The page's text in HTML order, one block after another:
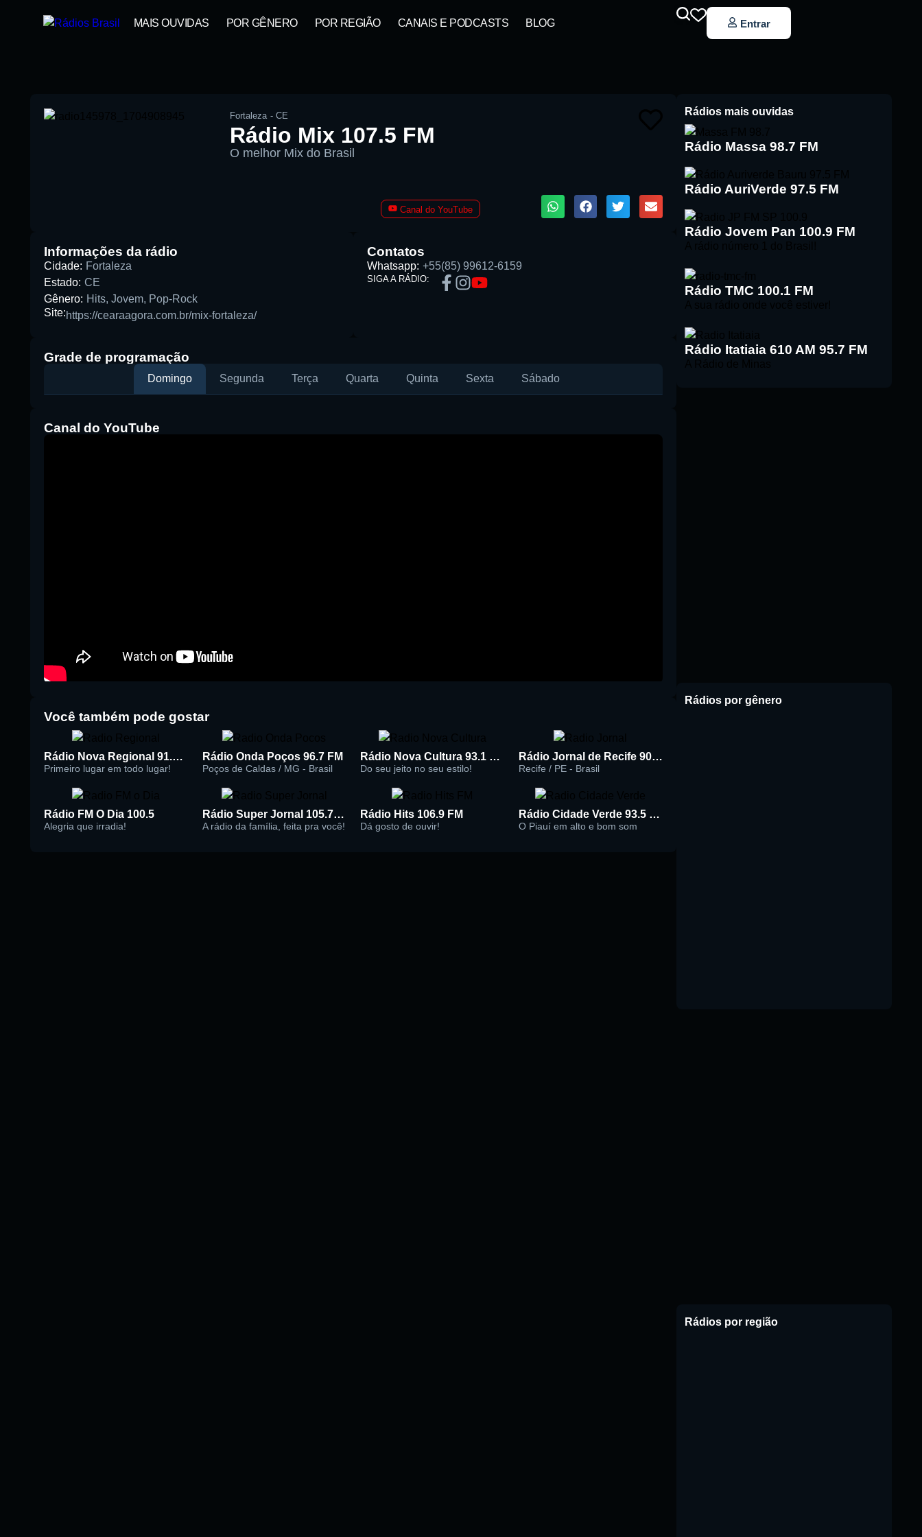
MAIS OUVIDAS POR GÊNERO POR REGIÃO CANAIS E PODCASTS BLOG
Buscar rádio
Entrar
Fortaleza - CE
Rádio Mix 107.5 FM
O melhor Mix do Brasil
Canal do YouTube
Informações da rádio
Cidade: Fortaleza
Estado: CE
Gênero: Hits, Jovem, Pop-Rock
Site:https://cearaagora.com.br/mix-fortaleza/
Contatos
Whatsapp: +55(85) 99612-6159
SIGA A RÁDIO:
Grade de programação
Domingo Segunda Terça Quarta Quinta Sexta Sábado
Canal do YouTube
Você também pode gostar
Rádio Nova Regional 91.5 FM
Primeiro lugar em todo lugar!
Rádio Onda Poços 96.7 FM
Poços de Caldas / MG - Brasil
Rádio Nova Cultura 93.1 FM
Do seu jeito no seu estilo!
Rádio Jornal de Recife 90.3 FM
Recife / PE - Brasil
Rádio FM O Dia 100.5
Alegria que irradia!
Rádio Super Jornal 105.7 FM
A rádio da família, feita pra você!
Rádio Hits 106.9 FM
Dá gosto de ouvir!
Rádio Cidade Verde 93.5 FM
O Piauí em alto e bom som
Rádios mais ouvidas
Rádio Massa 98.7 FM
Rádio AuriVerde 97.5 FM
Rádio Jovem Pan 100.9 FM
Rádio TMC 100.1 FM
Rádio Itatiaia 610 AM 95.7 FM
Rádios por gênero
Rádios por região